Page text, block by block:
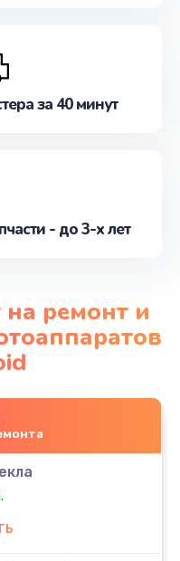
за 40 минут
- до 3-х лет
на ремонт и